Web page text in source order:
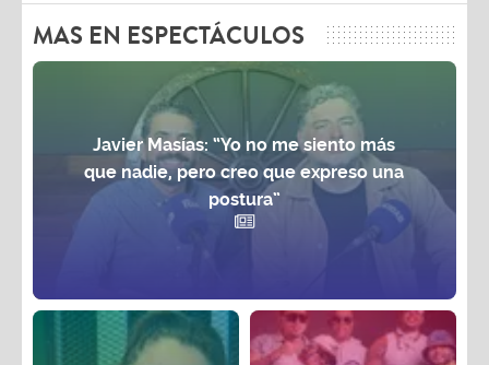
MAS EN ESPECTÁCULOS
Javier Masías: “Yo no me siento más
que nadie, pero creo que expreso una
postura”